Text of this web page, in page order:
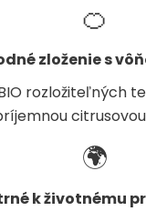
🍊
zloženie s
rozložiteľných
🌍
k životnému